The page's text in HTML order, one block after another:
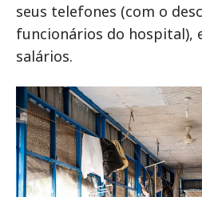
seus telefones (com o
funcionários do hospital),
salários.